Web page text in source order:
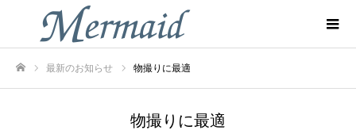
最新のお知らせ 物撮りに最適
物撮りに最適